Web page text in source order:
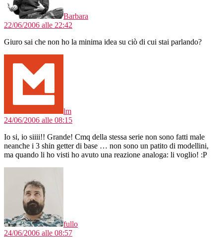
Barbara
22/06/2006 alle 22:42
Giuro sai che non ho la minima idea su ciò di cui stai parlando?
lm
24/06/2006 alle 08:15
Io si, io siiii!! Grande! Cmq della stessa serie non sono fatti male
neanche i 3 shin getter di base … non sono un patito di modellini,
ma quando li ho visti ho avuto una reazione analoga: li voglio! :P
fullo
24/06/2006 alle 08:57